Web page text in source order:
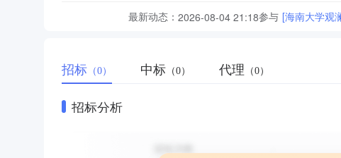
最新动态： 2026-08-04 21:18参与
招标 （0） 中标 （0） 代理 （0）
招标分析